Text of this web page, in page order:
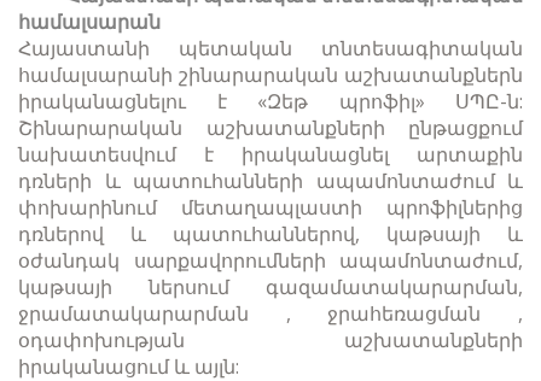
համալսարան
Հայաստանի պետական տնտեսագիտական
համալսարանի շինարարական աշխատանքներն
իրականացնելու է «Զեթ պրոֆիլ» ՍՊԸ-ն:
Շինարարական աշխատանքների ընթացքում
նախատեսվում է իրականացնել արտաքին
դռների և պատուհանների ապամոնտաժում և
փոխարինում մետաղապլաստի պրոֆիլներից
դռներով և պատուհաններով, կաթսայի և
օժանդակ սարքավորումների ապամոնտաժում,
կաթսայի ներսում գազամատակարարման,
ջրամատակարարման , ջրահեռացման ,
օդափոխության աշխատանքների
իրականացում և այլն: